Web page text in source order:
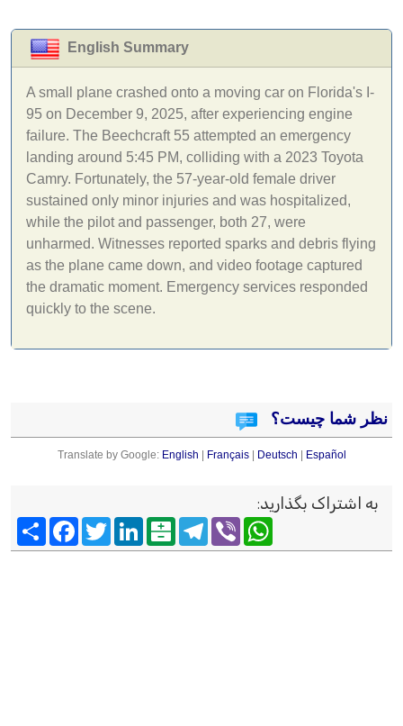
English Summary
A small plane crashed onto a moving car on Florida's I-
95 on December 9, 2025, after experiencing engine
failure. The Beechcraft 55 attempted an emergency
landing around 5:45 PM, colliding with a 2023 Toyota
Camry. Fortunately, the 57-year-old female driver
sustained only minor injuries and was hospitalized,
while the pilot and passenger, both 27, were
unharmed. Witnesses reported sparks and debris flying
as the plane came down, and video footage captured
the dramatic moment. Emergency services responded
quickly to the scene.
نظر شما چیست؟
Translate by Google: English | Français| Deutsch | Español
به اشتراک بگذارید:
FacebookTwitter
LinkedInBalatarin
TelegramViber
WhatsApp